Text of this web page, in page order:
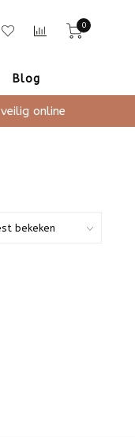
0
Blog
online